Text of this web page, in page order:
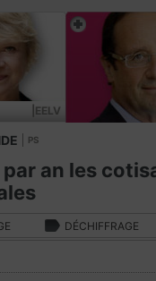
|EELV
PS
par an les
DÉCHIFFRAGE